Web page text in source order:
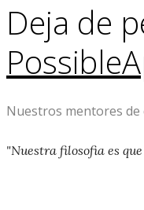
Deja de
Nuestros mentores de
"Nuestra filosofia es